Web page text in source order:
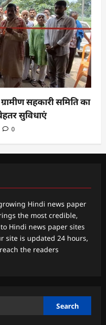
सहकारी समिति का
सुविधाएं
0
Hindi news paper
the most credible,
Hindi news paper sites
site is updated 24 hours,
the readers